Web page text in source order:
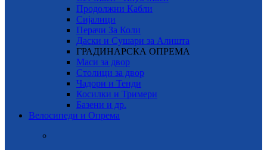
Продолжни Кабли
Сијалици
Перачи За Коли
Даски и Сушари за Алишта
ГРАДИНАРСКА ОПРЕМА
Маси за двор
Столици за двор
Чадори и Тенди
Косилки и Тримери
Базени и др.
Велосипеди и Опрема